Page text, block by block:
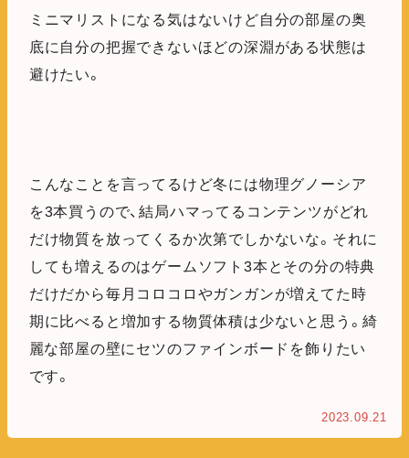
ミニマリストになる気はないけど自分の部屋の奥
底に自分の把握できないほどの深淵がある状態は
避けたい。
こんなことを言ってるけど冬には物理グノーシア
を3本買うので、結局ハマってるコンテンツがどれ
だけ物質を放ってくるか次第でしかないな。それに
しても増えるのはゲームソフト3本とその分の特典
だけだから毎月コロコロやガンガンが増えてた時
期に比べると増加する物質体積は少ないと思う。綺
麗な部屋の壁にセツのファインボードを飾りたい
です。
2023.09.21